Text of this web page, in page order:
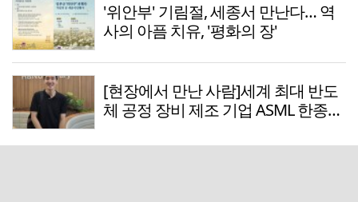
'위안부' 기림절, 세종서 만난다… 역
사의 아픔 치유, '평화의 장'
[현장에서 만난 사람]세계 최대 반도
체 공정 장비 제조 기업 ASML 한종호